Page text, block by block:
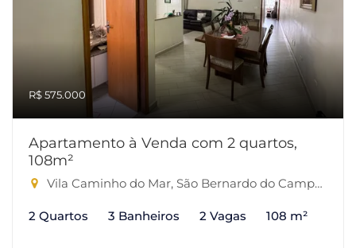
R$ 575.000
Apartamento à Venda com 2 quartos,
108m²
Vila Caminho do Mar, São Bernardo do Campo-SP
2 Quartos 3 Banheiros 2 Vagas 108 m²